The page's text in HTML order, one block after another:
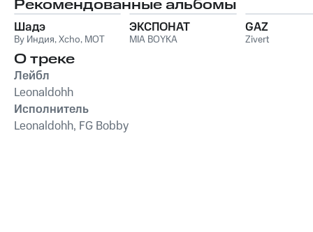
Рекомендованные альбомы
Шадэ
By Индия,Xcho, MOT
ЭКСПОНАТ
MIA BOYKA
GAZ
Zivert
О треке
Лейбл
Leonaldohh
Исполнитель
Leonaldohh, FG Bobby